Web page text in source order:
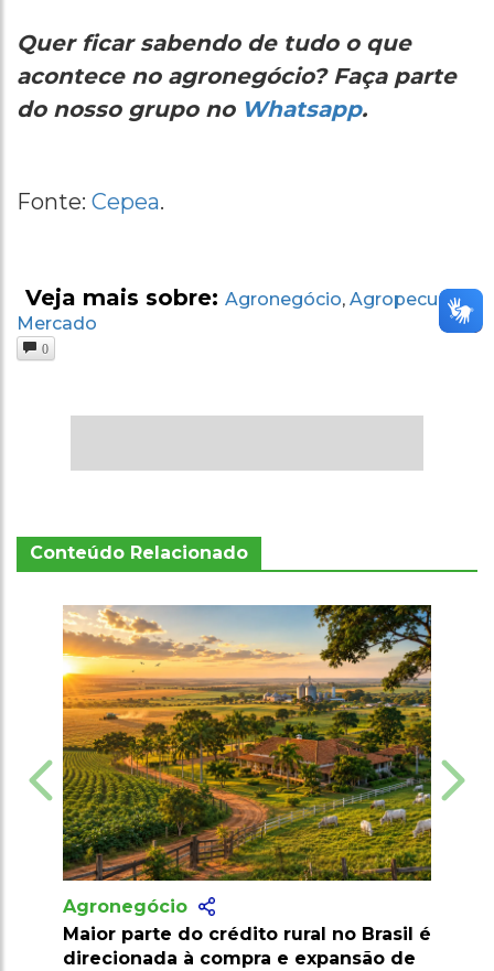
Quer ficar sabendo de tudo o que
acontece no agronegócio? Faça parte
do nosso grupo no Whatsapp.
Fonte: Cepea.
Veja mais sobre: Agronegócio, Agropecuária
Mercado
0
Conteúdo Relacionado
rural no Brasil é
expansão de
Agronegócio
Produtor converte ligação com o
campo em projeto de agricultura